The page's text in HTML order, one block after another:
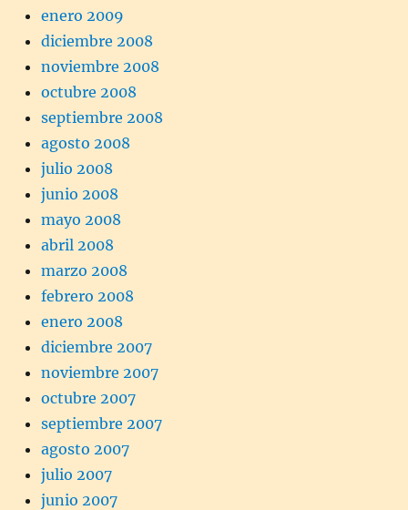
enero 2009
diciembre 2008
noviembre 2008
octubre 2008
septiembre 2008
agosto 2008
julio 2008
junio 2008
mayo 2008
abril 2008
marzo 2008
febrero 2008
enero 2008
diciembre 2007
noviembre 2007
octubre 2007
septiembre 2007
agosto 2007
julio 2007
junio 2007